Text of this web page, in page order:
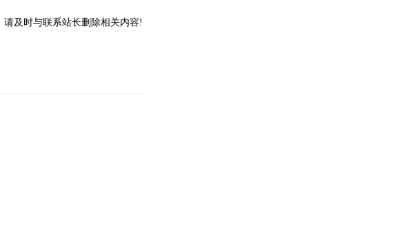
请及时与联系站长删除相关内容!